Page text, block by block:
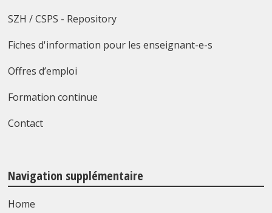
SZH / CSPS - Repository
Fiches d'information pour les enseignant-e-s
Offres d’emploi
Formation continue
Contact
Navigation supplémentaire
Home